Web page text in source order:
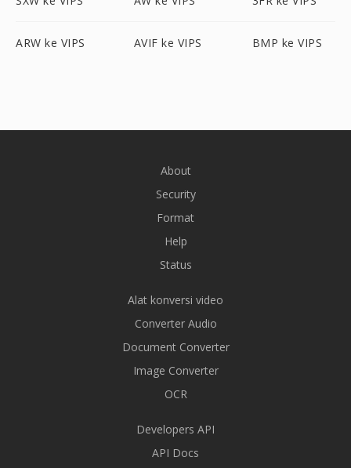
ARW ke VIPS AVIF ke VIPS BMP ke VIPS
About
Security
Format
Help
Status
Alat konversi video
Converter Audio
Document Converter
Image Converter
OCR
Developers API
API Docs